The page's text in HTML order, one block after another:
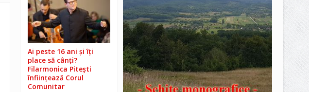
Ai peste 16 ani și îți
place să cânți?
Filarmonica Pitești
înființează Corul
Comunitar